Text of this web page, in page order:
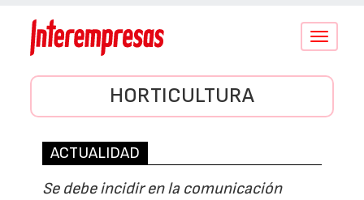
Conmutar
HORTICULTURA
ACTUALIDAD
Se debe incidir en la comunicación